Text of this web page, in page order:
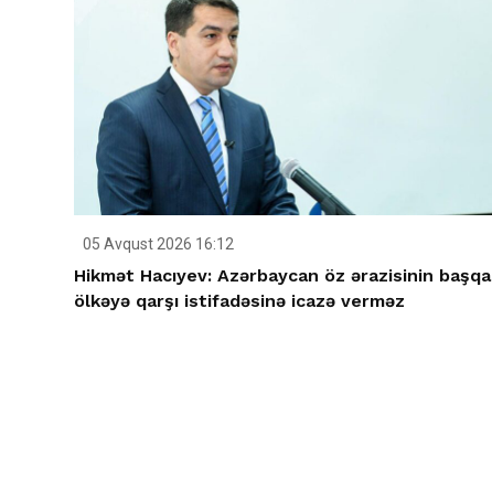
05 Avqust 2026 16:12
Hikmət Hacıyev: Azərbaycan öz ərazisinin başqa
ölkəyə qarşı istifadəsinə icazə verməz